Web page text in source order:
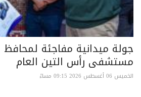
جولة ميدانية مفاجئة لمحافظ
مستشفى رأس التين العام
الخميس 06 أغسطس 2026 09:15 مساءً